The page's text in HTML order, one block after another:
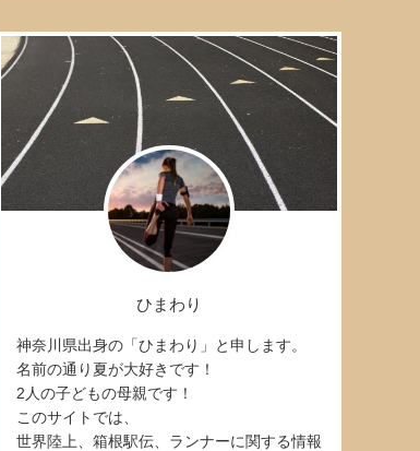
ひまわり
神奈川県出身の「ひまわり」と申します。
名前の通り夏が大好きです！
2人の子どもの母親です！
このサイトでは、
世界陸上、箱根駅伝、ランナーに関する情報